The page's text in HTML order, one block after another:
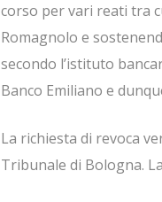
corso per vari reati tra
Romagnolo e
secondo l’istituto
Banco Emiliano e
La richiesta di revoca
Tribunale di Bologna.